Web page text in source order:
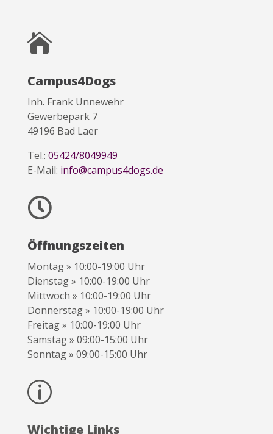

Campus4Dogs
Inh. Frank Unnewehr
Gewerbepark 7
49196 Bad Laer
Tel.: 05424/8049949
E-Mail: info@campus4dogs.de

Öffnungszeiten
Montag » 10:00-19:00 Uhr
Dienstag » 10:00-19:00 Uhr
Mittwoch » 10:00-19:00 Uhr
Donnerstag » 10:00-19:00 Uhr
Freitag » 10:00-19:00 Uhr
Samstag » 09:00-15:00 Uhr
Sonntag » 09:00-15:00 Uhr
p
Wichtige Links